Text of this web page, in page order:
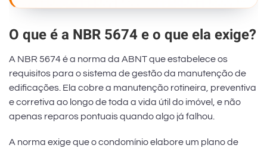
manutenção predial?
Quando contratar engenheiro para a
Regularize a manutenção do seu condomínio
conforme a NBR 5674
O que é a NBR 5674 e o que ela exige?
A NBR 5674 é a norma da ABNT que estabelece os
requisitos para o sistema de gestão da manutenção de
edificações. Ela cobre a manutenção rotineira, preventiva
e corretiva ao longo de toda a vida útil do imóvel, e não
apenas reparos pontuais quando algo já falhou.
A norma exige que o condomínio elabore um plano de